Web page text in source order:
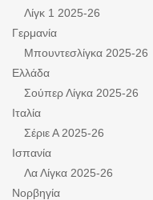
Λίγκ 1 2025-26
Γερμανία
Μπουντεσλίγκα 2025-26
Ελλάδα
Σούπερ Λίγκα 2025-26
Ιταλία
Σέριε Α 2025-26
Ισπανία
Λα Λίγκα 2025-26
Νορβηγία